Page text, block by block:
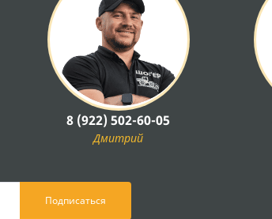
8 (922) 502-60-05
Дмитрий
Подписаться